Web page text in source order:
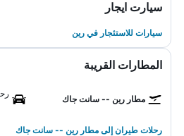
سيارت ايجار
سيارات للاستئجار في رين
المطارات القريبة
مطار رين -- سانت جاك
رحلات طيران إلى مطار رين -- سانت جاك